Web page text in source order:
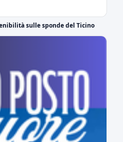
sulle sponde del Ticino